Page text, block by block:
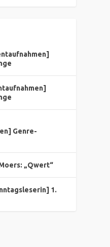
Genre-
„Qwert“
1.